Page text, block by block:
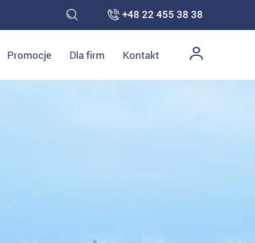
+48 22 455 38 38
Promocje Dla firm Kontakt